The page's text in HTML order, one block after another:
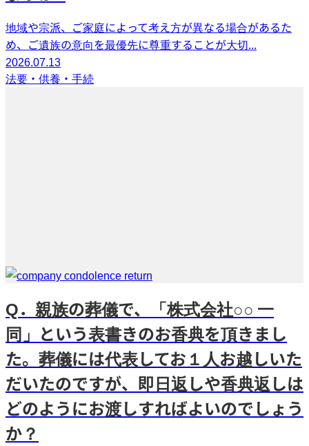
地域や宗派、ご家庭によって考え方が異なる場合があるた
め、ご遺族の意向を最優先に尊重することが大切...
2026.07.13
法要・供養・手続
Q．親族の葬儀で、「株式会社○○ 一
同」という表書きのお香典を頂きまし
た。葬儀には代表してお１人お越しいた
だいたのですが、即日返しや香典返しは
どのようにお渡しすればよいのでしょう
か？